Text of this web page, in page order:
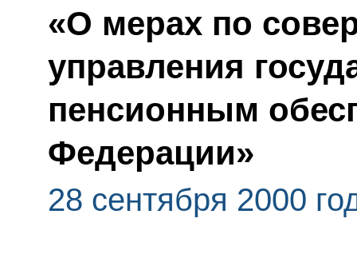
«О мерах по
управления
пенсионным
Федерации»
28 сентября 2000